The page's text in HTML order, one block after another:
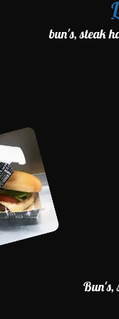
bun's, steak
Bun's,